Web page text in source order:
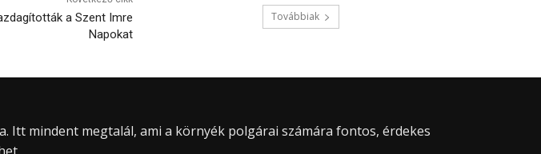
a Szent Imre
Napokat
Továbbiak
mindent megtalál, ami a környék polgárai számára fontos, érdekes